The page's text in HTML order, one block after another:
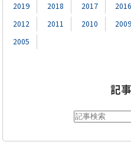
2019
2018 2017 2016
2012
2011 2010 2009
2005
記